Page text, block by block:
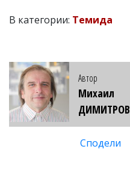
В категории: Темида
Автор
Михаил
ДИМИТРОВ
Сподели